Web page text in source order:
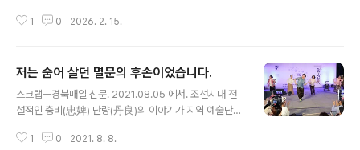
기 들려주세요명절 때 부모가 조금만 관심을 쏟는다면, 교
어도 즐겁게 찾아갔던 고향마을도 공단 부지로 사라지고,
고향가족 찾지않고 이웃나라에 여행갔다. 딸네집 고양이
두마리랑 잠시 놀아주러와서 커피한잔 마시고 조용하다.설
날 아침, 성당에 나가 위령미사를 드리는 것으로 설을 맞이
은 새해의 첫 시작이다. 묵은해를 정리하여 떨쳐버리고 새
1 0 2026. 2. 15.
저는 숨어 살던 멸문의 후손이었습니다.
스크랩ㅡ경북매일 신문. 2021.08.05 에서. 조선시대 전
설적인 충비(忠婢) 단량(丹良)의 이야기가 지역 예술단의
심국악소리(대표 장임순)는 오는 14일 오후 5시30분 포항
1 0 2021. 8. 8.